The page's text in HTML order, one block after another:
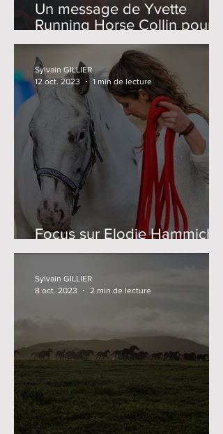
Un message de Yvette
Running Horse Collin pour le
Sommet en ligne 2023
Focus sur Elodie Hammiche
/ Le Cheval Enseignant
Sylvain GILLIER
12 oct. 2023
1 min de lecture
Sylvain GILLIER
8 oct. 2023
2 min de lecture